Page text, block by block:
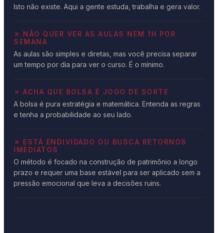
Isto não existe. Aqui a gente estuda, trabalha e gera valor.
✗ NÃO QUER VER AS AULAS NEM 1H POR
SEMANA
As aulas são simples e diretas, mas você precisa separar
um tempo por dia para ver o curso. É o mínimo.
✗ ACHA QUE BOLSA É JOGO DE SORTE
A bolsa é pura estratégia e matemática. Entenda as regras
e tenha a probabilidade ao seu lado.
✗ ESTÁ ENDIVIDADO OU BUSCA RETORNOS
IMEDIATOS
O método é focado na construção de patrimônio a longo
prazo e requer uma base estável para ser aplicado sem a
pressão emocional que leva a decisões ruins.